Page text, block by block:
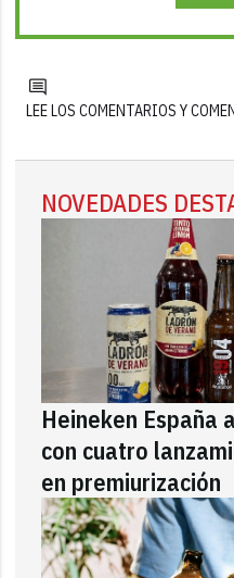
LEE LOS COMENTARIOS Y
NOVEDADES
Heineken España
con cuatro
en premiurización